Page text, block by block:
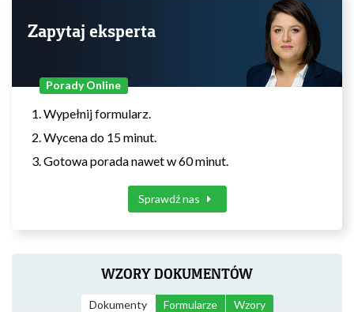
Zapytaj eksperta
Porady Online
Wypełnij formularz.
Wycena do 15 minut.
Gotowa porada nawet w 60 minut.
Sprawdź nas
WZORY DOKUMENTÓW
Dokumenty Formularze Wzory